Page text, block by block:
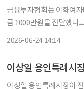
금융투자협회는 이화여
금 1000만원을 전달했다
2026-06-24 14:14
이상일 용인특례
이상일 용인특례시장이 전